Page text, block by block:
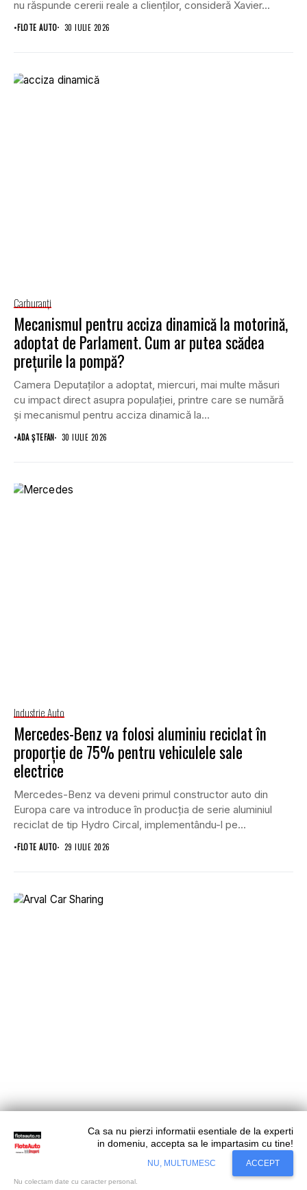
nu răspunde cererii reale a clienților, consideră Xavier...
•FLOTE AUTO 30 IULIE 2026
Carburanţi
Mecanismul pentru acciza dinamică la motorină,
adoptat de Parlament. Cum ar putea scădea
prețurile la pompă?
Camera Deputaților a adoptat, miercuri, mai multe măsuri
cu impact direct asupra populației, printre care se numără
și mecanismul pentru acciza dinamică la...
•ADA ȘTEFAN 30 IULIE 2026
Industrie Auto
Mercedes-Benz va folosi aluminiu reciclat în
proporție de 75% pentru vehiculele sale
electrice
Mercedes-Benz va deveni primul constructor auto din
Europa care va introduce în producția de serie aluminiul
reciclat de tip Hydro Circal, implementându-l pe...
•FLOTE AUTO 29 IULIE 2026
Comisia Europeană a autorizat preluarea Athlon,
deținută de Mercedes, de către gigantul Arval
Comisia Europeană a autorizat preluarea controlului unic
Situl nostru utilizeaza cookies. Ce inseamna
Accept
Ca sa nu pierzi informatii esentiale de la experti
in domeniu, accepta sa le impartasim cu tine!
NU, MULTUMESC ACCEPT
Nu colectam date cu caracter personal.